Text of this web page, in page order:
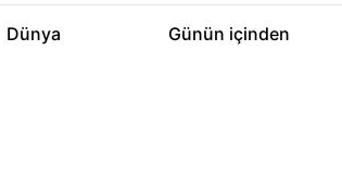
Dünya Günün içinden